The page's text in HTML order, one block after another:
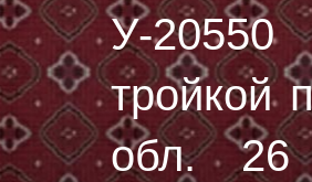
У-
тройкой
обл. 26